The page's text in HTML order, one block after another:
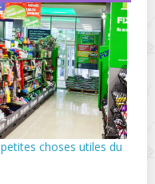
choses utiles du